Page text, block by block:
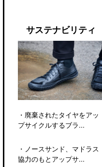
サステナビリティ
・ 廃棄されたタイヤをアッ
プサイクルするブラ...
・ ノースサンド、マドラス
協力のもとアップサ...